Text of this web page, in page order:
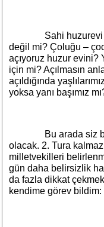
Sahi huzurevi
değil mi? Çoluğu –
açıyoruz huzur evini?
için mi? Açılmasın
açıldığında
yoksa yanı başımız
Bu arada siz bu
olacak. 2. Tura
milletvekilleri
gün daha belirsizlik
da fazla dikkat
kendime görev bildim: